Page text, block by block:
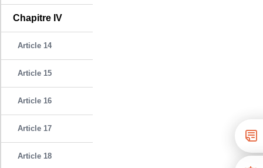
Chapitre IV
Article 14
Article 15
Article 16
Article 17
Article 18